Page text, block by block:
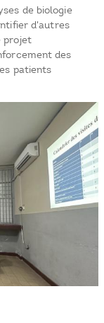
de biologie
d'autres
projet
des
patients